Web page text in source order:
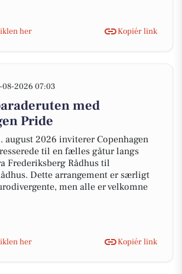
her
Kopiér link
08-2026 07:03
med
Pride
august 2026 inviterer Copenhagen
til en fælles gåtur langs
Frederiksberg Rådhus til
Dette arrangement er særligt
men alle er velkomne
her
Kopiér link